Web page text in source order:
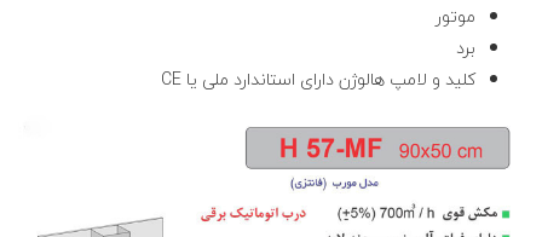
موتور
برد
کلید و لامپ هالوژن دارای استاندارد ملی یا CE